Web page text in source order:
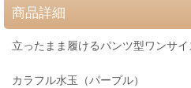
商品詳細
立ったまま履けるパンツ型ワンサイ
カラフル水玉（パープル）